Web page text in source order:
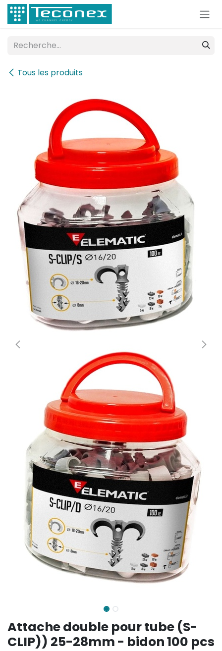
Se rendre au contenu
Tous les produits
Attache double pour tube (S-
CLIP)) 25-28mm - bidon 100 pcs